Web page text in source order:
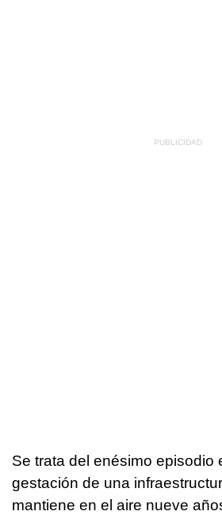
Se trata del enésimo episodio
gestación de una
mantiene en el aire nueve